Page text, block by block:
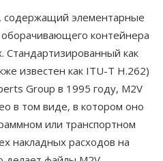
элементарные
контейнера
Стандартизированный как
известен как ITU-T H.262)
Group в 1995 году, M2V
в том виде, в котором оно
или транспортном
накладных расходов на